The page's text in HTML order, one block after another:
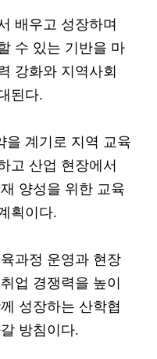
배우고 성장하며
수 있는 기반을 마
강화와 지역사회
된다.
을 계기로 지역 교육
고 산업 현장에서
양성을 위한 교육
획이다.
과정 운영과 현장
업 경쟁력을 높이
성장하는 산학협
방침이다.